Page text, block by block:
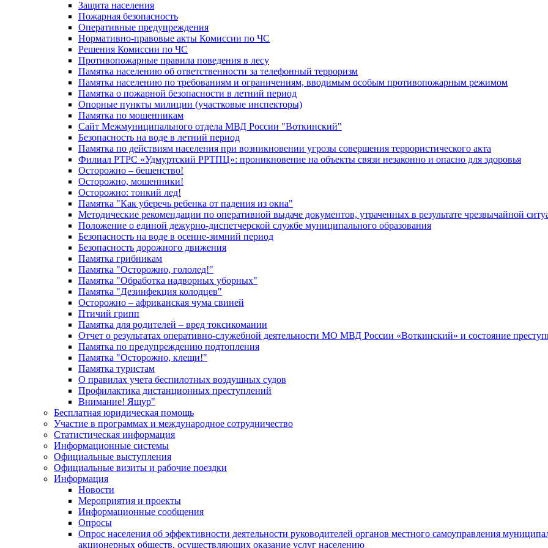
Защита населения
Пожарная безопасность
Оперативные предупреждения
Нормативно-правовые акты Комиссии по ЧС
Решения Комиссии по ЧС
Противопожарные правила поведения в лесу
Памятка населению об ответственности за телефонный терроризм
Памятка населению по требованиям и ограничениям, вводимым особым противопожарным режимом
Памятка о пожарной безопасности в летний период
Опорные пункты милиции (участковые инспекторы)
Памятка по мошенникам
Сайт Межмуниципального отдела МВД России "Воткинский"
Безопасность на воде в летний период
Памятка по действиям населения при возникновении угрозы совершения террористического акта
Филиал РТРС «Удмуртский РРТПЦ»: проникновение на объекты связи незаконно и опасно для здоровья
Осторожно – бешенство!
Осторожно, мошенники!
Осторожно: тонкий лед!
Памятка "Как уберечь ребенка от падения из окна"
Методические рекомендации по оперативной выдаче документов, утраченных в результате чрезвычайной
Положение о единой дежурно-диспетчерской службе муниципального образования
Безопасность на воде в осенне-зимний период
Безопасность дорожного движения
Памятка грибникам
Памятка "Осторожно, гололед!"
Памятка "Обработка надворных уборных"
Памятка "Дезинфекция колодцев"
Осторожно – африканская чума свиней
Птичий грипп
Памятка для родителей – вред токсикомании
Отчет о результатах оперативно-служебной деятельности МО МВД России «Воткинский» и состояние
Памятка по предупреждению подтопления
Памятка "Осторожно, клещи!"
Памятка туристам
О правилах учета беспилотных воздушных судов
Профилактика дистанционных преступлений
Внимание! Ящур"
Бесплатная юридическая помощь
Участие в программах и международное сотрудничество
Статистическая информация
Информационные системы
Официальные выступления
Официальные визиты и рабочие поездки
Информация
Новости
Мероприятия и проекты
Информационные сообщения
Опросы
Опрос населения об эффективности деятельности руководителей органов местного самоуправления
акционерных обществ, осуществляющих оказание услуг населению